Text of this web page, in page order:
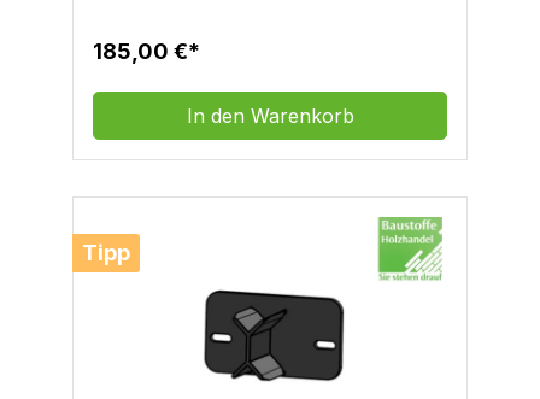
185,00 €*
In den Warenkorb
Tipp